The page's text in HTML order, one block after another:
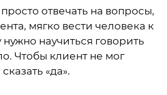
отвечать на вопросы,
мягко вести человека к
научиться говорить
Чтобы клиент не мог
«да».